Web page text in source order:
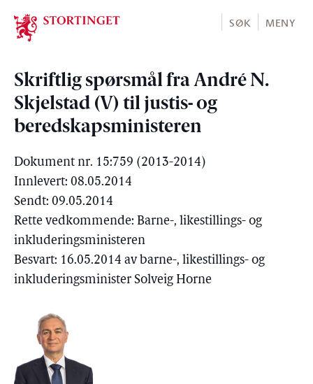
Stortinget.no
SØK MENY
Skriftlig spørsmål fra André N.
Skjelstad (V) til justis- og
beredskapsministeren
Dokument nr. 15:759 (2013-2014)
Innlevert: 08.05.2014
Sendt: 09.05.2014
Rette vedkommende: Barne-, likestillings- og
inkluderingsministeren
Besvart: 16.05.2014 av barne-, likestillings- og
inkluderingsminister Solveig Horne